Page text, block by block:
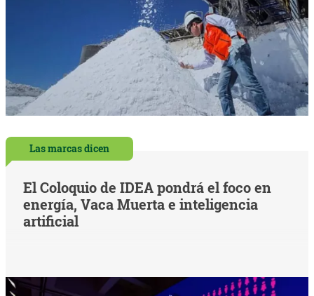
Las marcas dicen
El Coloquio de IDEA pondrá el foco en
energía, Vaca Muerta e inteligencia
artificial